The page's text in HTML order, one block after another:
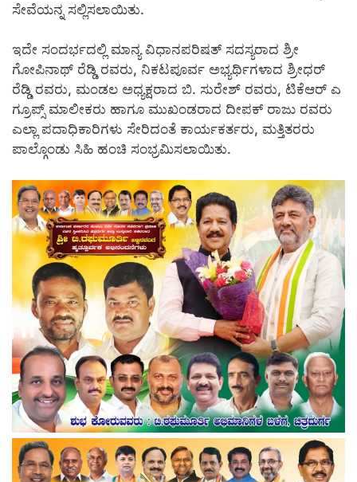
ಸೇವೆಯನ್ನ ಸಲ್ಲಿಸಲಾಯಿತು.
ಇದೇ ಸಂದರ್ಭದಲ್ಲಿ ಮಾನ್ಯ ವಿಧಾನಪರಿಷತ್ ಸದಸ್ಯರಾದ ಶ್ರೀ
ಗೋಪಿನಾಥ್ ರೆಡ್ಡಿ ರವರು, ನಿಕಟಪೂರ್ವ ಅಭ್ಯರ್ಥಿಗಳಾದ ಶ್ರೀಧರ್
ರೆಡ್ಡಿ ರವರು, ಮಂಡಲ ಅಧ್ಯಕ್ಷರಾದ ಬಿ. ಸುರೇಶ್ ರವರು, ಟಿಕೆಆರ್ ಎ
ಗ್ರೂಪ್ಸ್ ಮಾಲೀಕರು ಹಾಗೂ ಮುಖಂಡರಾದ ದೀಪಕ್ ರಾಜು ರವರು
ಎಲ್ಲಾ ಪದಾಧಿಕಾರಿಗಳು ಸೇರಿದಂತೆ ಕಾರ್ಯಕರ್ತರು, ಮತ್ತಿತರರು
ಪಾಲ್ಗೊಂಡು ಸಿಹಿ ಹಂಚಿ ಸಂಭ್ರಮಿಸಲಾಯಿತು.